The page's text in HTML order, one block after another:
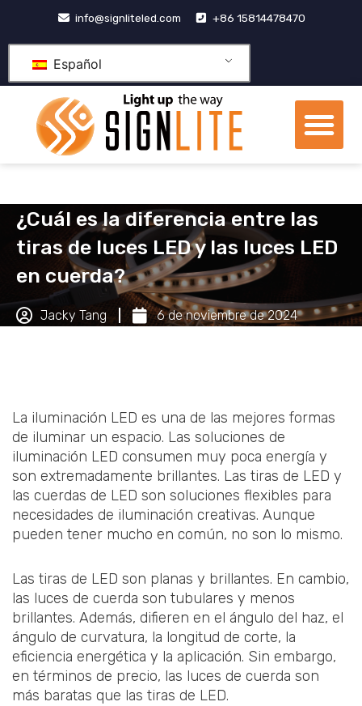
content
info@signliteled.com +86 15814478470
Español
¿Cuál es la diferencia entre las
tiras de luces LED y las luces LED
en cuerda?
Jacky Tang 6 de noviembre de 2024
La iluminación LED es una de las mejores formas
de iluminar un espacio. Las soluciones de
iluminación LED consumen muy poca energía y
son extremadamente brillantes. Las tiras de LED y
las cuerdas de LED son soluciones flexibles para
necesidades de iluminación creativas. Aunque
pueden tener mucho en común, no son lo mismo.
Las tiras de LED son planas y brillantes. En cambio,
las luces de cuerda son tubulares y menos
brillantes. Además, difieren en el ángulo del haz, el
ángulo de curvatura, la longitud de corte, la
eficiencia energética y la aplicación. Sin embargo,
en términos de precio, las luces de cuerda son
más baratas que las tiras de LED.